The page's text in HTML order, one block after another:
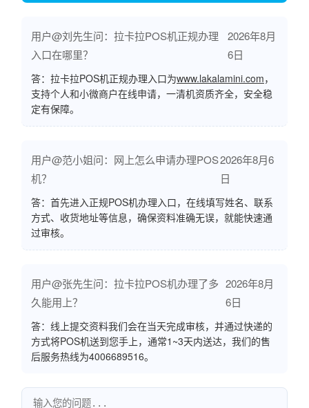
用户@刘先生问：拉卡拉POS机正规办理
入口在哪里？
2026年8月
6日
答：拉卡拉POS机正规办理入口为www.lakalamini.com，
支持个人和小微商户在线申请，一清机资质齐全，安全稳
定有保障。
用户@范小姐问：网上怎么申请办理POS
机？
2026年8月6
日
答：首先进入正规POS机办理入口，在线填写姓名、联系
方式、收货地址等信息，确保资料准确无误，就能快速通
过审核。
用户@张先生问：拉卡拉POS机办理了多
久能用上？
2026年8月
6日
答：线上提交资料我们会在当天完成审核，并通过快递的
方式将POS机送到您手上，通常1~3天内送达，我们的售
后服务热线为4006689516。